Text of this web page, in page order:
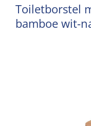
Toiletborstel
bamboe wit-